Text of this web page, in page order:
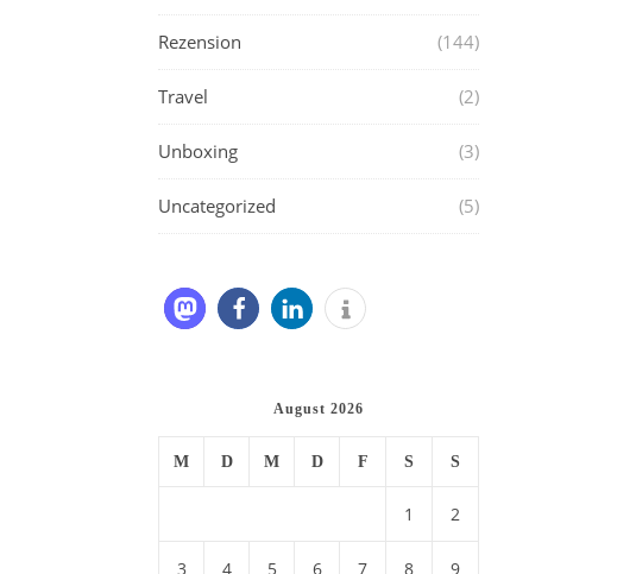
Rezension (144)
Travel (2)
Unboxing (3)
Uncategorized (5)
August 2026
M D M D F S S
1 2
3 4 5 6 7 8 9